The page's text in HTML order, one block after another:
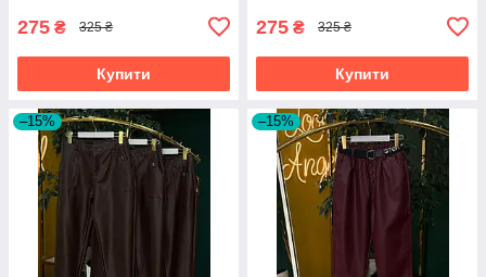
275 ₴ 325 ₴
Купити
275 ₴ 325 ₴
Купити
–15% –15%